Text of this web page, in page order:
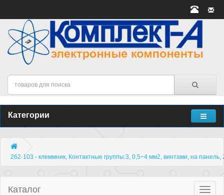
Категории
262-103 - клеммник, Контактные группы:3, 0,5÷4 мм2, винтами, на панель,
Каталог